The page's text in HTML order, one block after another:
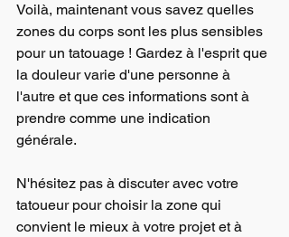
Voilà, maintenant vous savez quelles
zones du corps sont les plus sensibles
pour un tatouage ! Gardez à l'esprit que
la douleur varie d'une personne à
l'autre et que ces informations sont à
prendre comme une indication
générale.
N'hésitez pas à discuter avec votre
tatoueur pour choisir la zone qui
convient le mieux à votre projet et à